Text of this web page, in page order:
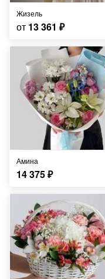
Жизель
от 13 361 ₽
Амина
14 375₽